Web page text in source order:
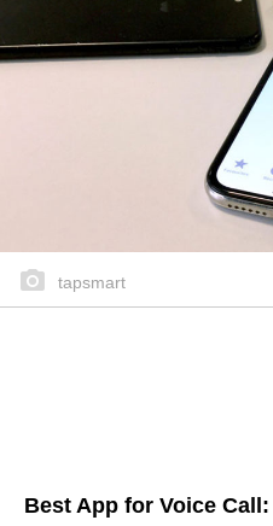
tapsmart
Best App for Voice Call: